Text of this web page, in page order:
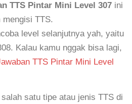
TTS Pintar Mini Level 307 ini
mengisi TTS.
level selanjutnya yah, yaitu
Kalau kamu nggak bisa lagi,
TTS Pintar Mini Level
satu tipe atau jenis TTS di